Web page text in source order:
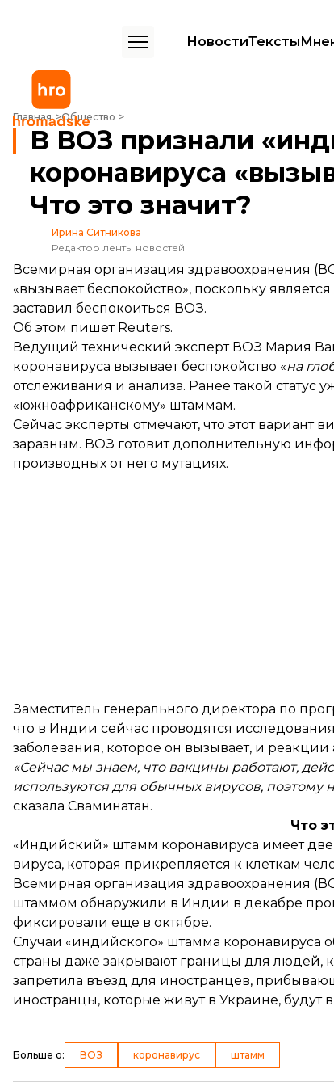
НовостиТексты
Главная Общество
В ВОЗ признали «индийский» штамм коронавируса
В ВОЗ признали
коронавируса
Что это значит?
Ирина Ситникова
Редактор ленты новостей
Всемирная организация здравоохранения
«вызывает беспокойство», поскольку
заставил беспокоиться ВОЗ.
Об этом пишетReuters.
Ведущий технический эксперт ВОЗ Мария
коронавируса вызывает беспокойство «на
отслеживания и анализа. Ранее такой статус
«южноафриканскому» штаммам.
Сейчас эксперты отмечают, что этот вариант
заразным. ВОЗ готовит дополнительную
производных от него мутациях.
Заместитель генерального директора по
что в Индии сейчас проводятся
заболевания, которое он вызывает, и
«Сейчас мы знаем, что вакцины работают,
используются для обычных вирусов, поэтому
сказала Сваминатан.
Что
«Индийский» штамм коронавируса имеет
вируса, которая прикрепляется к клеткам
Всемирная организация здравоохранения
штаммом обнаружили в Индии в декабре
фиксировали еще в октябре.
Случаи «индийского» штамма коронавируса
страны даже закрывают границы для людей,
запретила въезд для иностранцев,
иностранцы, которые живут в Украине,
Больше о: ВОЗ коронавирус штамм